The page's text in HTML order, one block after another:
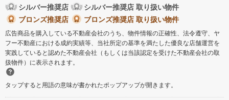
シルバー推奨店
シルバー推奨店 取り扱い物件
ブロンズ推奨店
ブロンズ推奨店 取り扱い物件
広告商品を購入している不動産会社のうち、物件情報の正確性、法令遵守、ヤ
フー不動産における成約実績等、当社所定の基準を満たした優良な店舗運営を
実践していると認めた不動産会社（もしくは当該認定を受けた不動産会社の取
扱物件）に表示されます。
タップすると用語の意味が書かれたポップアップが開きます。